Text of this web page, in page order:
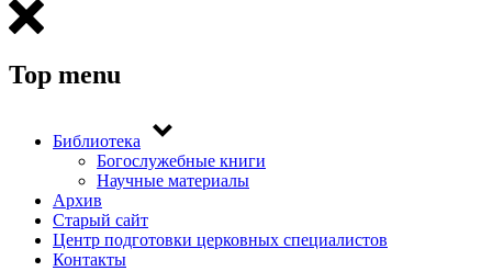
Top menu
Библиотека
Богослужебные книги
Научные материалы
Архив
Старый сайт
Центр подготовки церковных специалистов
Контакты